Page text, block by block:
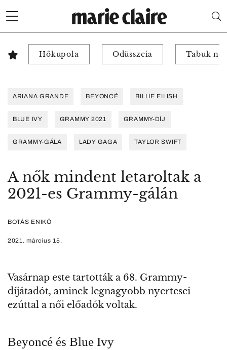
Hőkupola Odüsszeia Tabuk
ARIANA GRANDE BEYONCÉ BILLIE EILISH
BLUE IVY GRAMMY 2021 GRAMMY-DÍJ
GRAMMY-GÁLA LADY GAGA TAYLOR SWIFT
A nők mindent letaroltak a
2021-es Grammy-gálán
BOTÁS ENIKŐ
2021. március 15.
Vasárnap este tartották a 68. Grammy-
díjátadót, aminek legnagyobb nyertesei
ezúttal a női előadók voltak.
Beyoncé és Blue Ivy